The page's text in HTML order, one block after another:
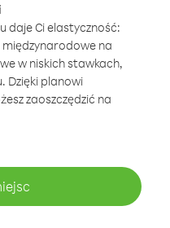
daje Ci elastyczność:
międzynarodowe na
w niskich stawkach,
Dzięki planowi
zaoszczędzić na